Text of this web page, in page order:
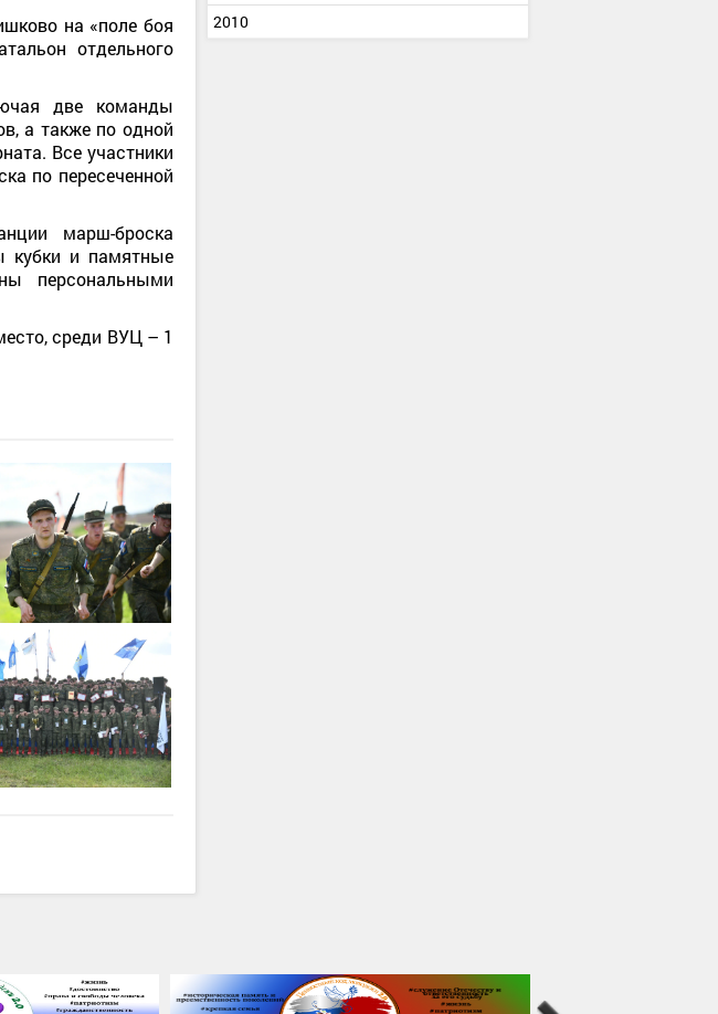
2010
на «поле боя
отдельного
две команды
а также по одной
Все участники
по пересеченной
марш-броска
кубки и памятные
персональными
среди ВУЦ – 1